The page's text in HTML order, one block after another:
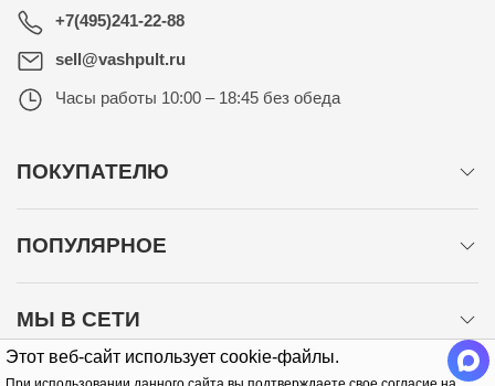
Этот веб-сайт использует cookie-файлы.
+7(495)241-22-88
sell@vashpult.ru
Часы работы 10:00 – 18:45 без обеда
ПОКУПАТЕЛЮ
ПОПУЛЯРНОЕ
МЫ В СЕТИ